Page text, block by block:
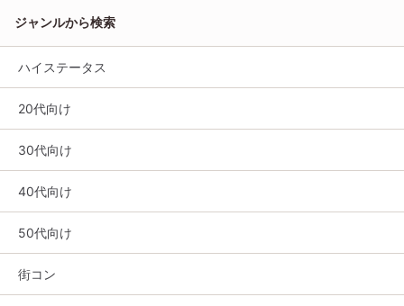
ジャンルから検索
ハイステータス
20代向け
30代向け
40代向け
50代向け
街コン